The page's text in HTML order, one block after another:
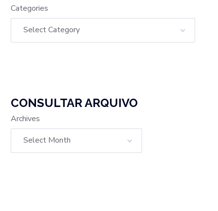
Categories
CONSULTAR ARQUIVO
Archives